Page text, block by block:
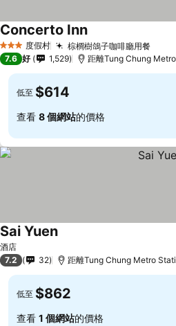
3 星級 度假村 棕櫚樹鴿子咖啡廳用餐
Concerto Inn
7.6 好 1,529 距離Tung Chung
低至 $614
查看 8 個網站的價格
酒店
Sai Yuen
7.2 32 距離Tung Chung Metro
低至 $862
查看 1 個網站的價格